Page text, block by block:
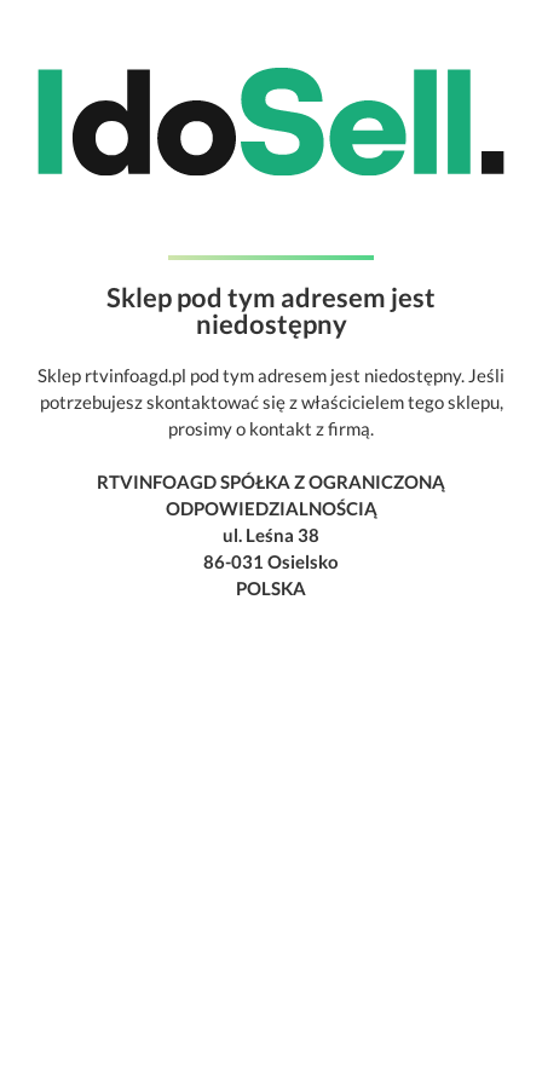
Sklep pod tym adresem jest
niedostępny
Sklep rtvinfoagd.pl pod tym adresem jest niedostępny. Jeśli
potrzebujesz skontaktować się z właścicielem tego sklepu,
prosimy o kontakt z firmą.
RTVINFOAGD SPÓŁKA Z OGRANICZONĄ
ODPOWIEDZIALNOŚCIĄ
ul. Leśna 38
86-031 Osielsko
POLSKA